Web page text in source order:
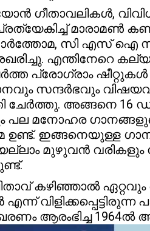
ഗീതാവലികൾ,
മാരാമൺ
സി എസ് ഐ
എന്തിനേറെ
പ്രോഗ്രാം
സന്ദർഭവും
ചേർത്തു. അങ്ങനെ 16
പല മനോഹര
ഉണ്ട്. ഇങ്ങനെയുള്ള
മുഴുവൻ വരികളും
കഴിഞ്ഞാൽ ഏറ്റവും
ആരംഭിച്ച